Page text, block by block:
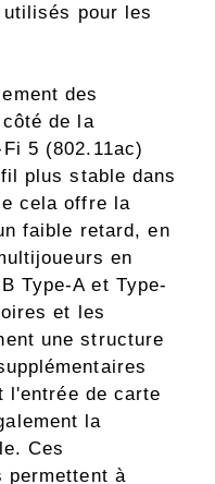
pour les
des
de la
5 (802.11ac)
plus stable dans
cela offre la
faible retard, en
en
Type-A et Type-
et les
une structure
l'entrée de carte
la
Ces
permettent à